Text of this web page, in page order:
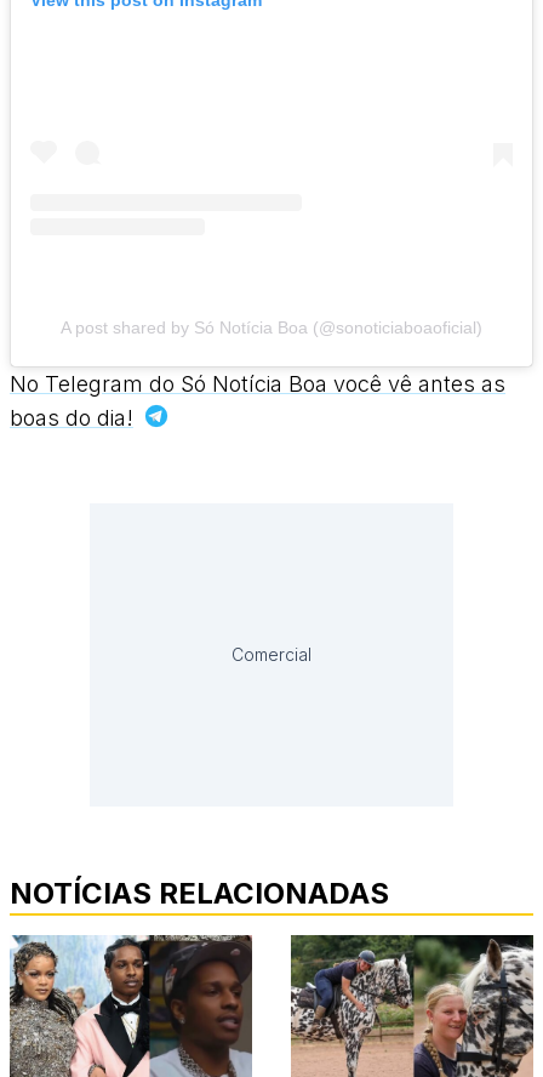
A post shared by Só Notícia Boa (@sonoticiaboaoficial)
No Telegram do Só Notícia Boa você vê antes as
boas do dia!
Comercial
NOTÍCIAS RELACIONADAS